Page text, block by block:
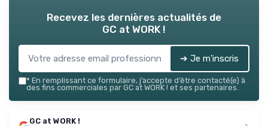
Recevez les dernières actualités de
GC at WORK !
➔ Je m'inscris
* En remplissant ce formulaire, j’accepte d’être contacté(e) à
des fins commerciales par GC at WORK ! et ses partenaires.
GC at WORK !